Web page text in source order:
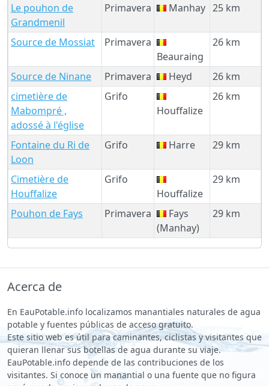
Le pouhon de
Grandmenil
Primavera Manhay 25 km
Source de Mossiat
Primavera
Beauraing
26 km
Source de Ninane Primavera Heyd
26 km
cimetière de
Mabompré ,
adossé à l'église
Grifo
Houffalize
26 km
Fontaine du Ri de
Loon
Grifo Harre 29 km
Cimetière de
Houffalize
Grifo
Houffalize
29 km
Pouhon de Fays Primavera
Fays
(Manhay)
29 km
Acerca de
En EauPotable.info localizamos manantiales naturales de agua
potable y fuentes públicas de acceso gratuito.
Este sitio web es útil para caminantes, ciclistas y visitantes que
quieran llenar sus botellas de agua durante su viaje.
EauPotable.info depende de las contribuciones de los
visitantes. Si conoce un manantial o una fuente que no figura